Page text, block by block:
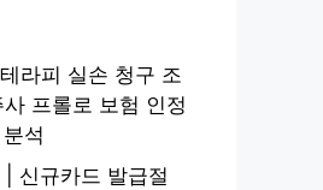
라피 실손 청구 조
프롤로 보험 인정
석
신규카드 발급절